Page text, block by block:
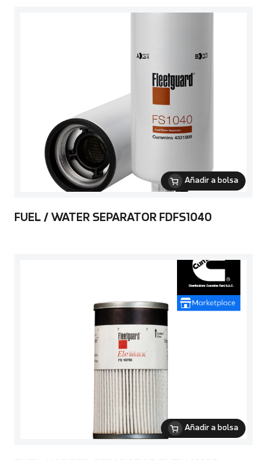
Añadir a bolsa
FUEL / WATER SEPARATOR FDFS1040
Añadir a bolsa